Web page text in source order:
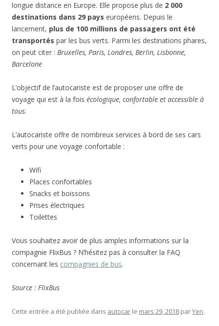
longue distance en Europe. Elle propose plus de 2 000
destinations dans 29 pays européens. Depuis le
lancement, plus de 100 millions de passagers ont été
transportés par les bus verts. Parmi les destinations phares,
on peut citer : Bruxelles, Paris, Londres, Berlin, Lisbonne,
Barcelone
L’objectif de l’autocariste est de proposer une offre de
voyage qui est à la fois écologique, confortable et accessible à
tous.
L’autocariste offre de nombreux services à bord de ses cars
verts pour une voyage confortable :
Wifi
Places confortables
Snacks et boissons
Prises électriques
Toilettes
Vous souhaitez avoir de plus amples informations sur la
compagnie FlixBus ? N’hésitez pas à consulter la FAQ
concernant les compagnies de bus.
Source : FlixBus
Cette entrée a été publiée dans autocar le mars 29, 2018 parYen.